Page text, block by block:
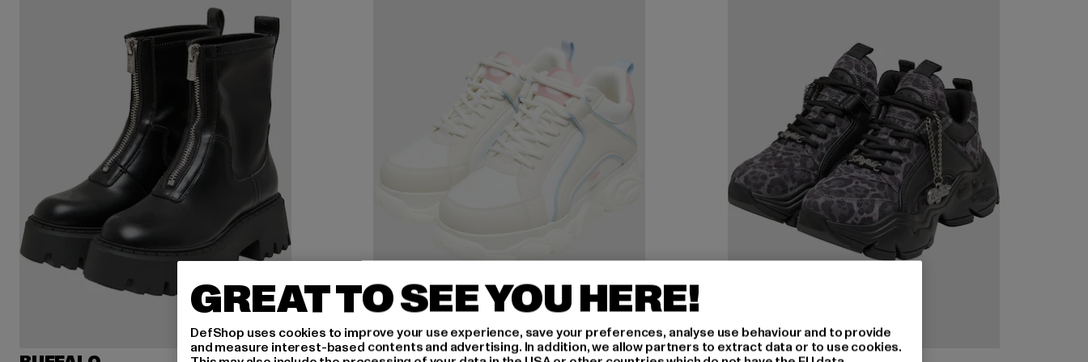
GREAT TO SEE YOU HERE!
DefShop uses cookies to improve your use experience, save your preferences, analyse use behaviour and to provide
and measure interest-based contents and advertising. In addition, we allow partners to extract data or to use cookies.